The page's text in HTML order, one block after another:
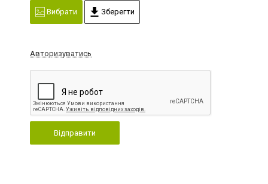
Вибрати
Зберегти
Авторизуватись
Відправити